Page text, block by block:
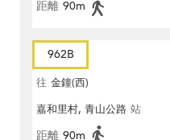
距離 90m
962B
往 金鐘(西)
嘉和里村, 青山公路 站
距離 90m